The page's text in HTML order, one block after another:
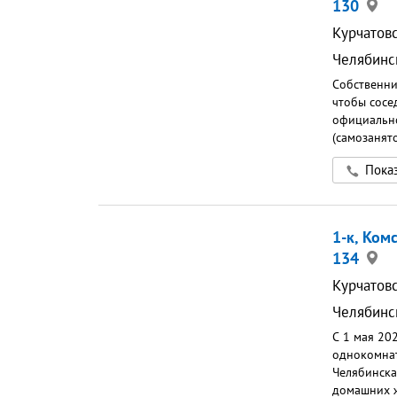
контролем
и свет (
130
чтобы
10 000 ₽
1-к,
134
С 1 мая
домашниx